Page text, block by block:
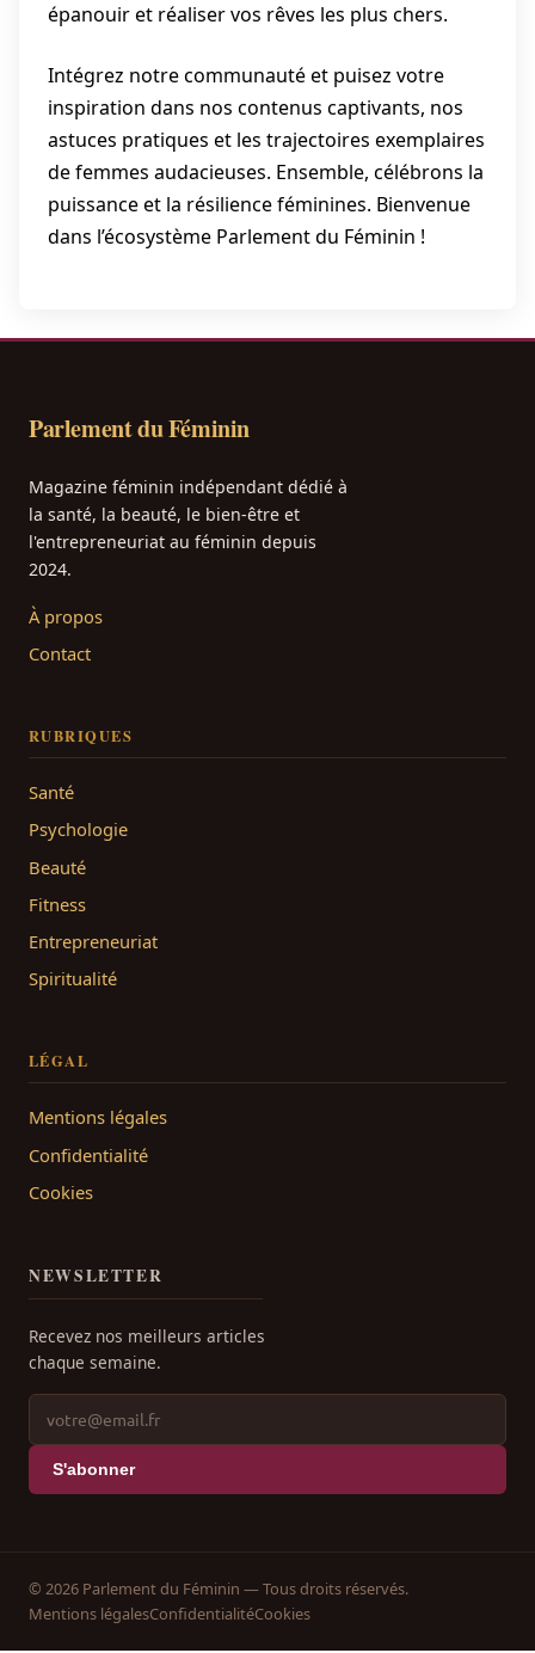
épanouir et réaliser vos rêves les plus chers.
Intégrez notre communauté et puisez votre
inspiration dans nos contenus captivants, nos
astuces pratiques et les trajectoires exemplaires
de femmes audacieuses. Ensemble, célébrons la
puissance et la résilience féminines. Bienvenue
dans l’écosystème Parlement du Féminin !
Parlement du Féminin
Magazine féminin indépendant dédié à
la santé, la beauté, le bien-être et
l'entrepreneuriat au féminin depuis
2024.
À propos
Contact
RUBRIQUES
Santé
Psychologie
Beauté
Fitness
Entrepreneuriat
Spiritualité
LÉGAL
Mentions légales
Confidentialité
Cookies
NEWSLETTER
Recevez nos meilleurs articles
chaque semaine.
S'abonner
© 2026 Parlement du Féminin — Tous droits réservés.
Mentions légalesConfidentialitéCookies